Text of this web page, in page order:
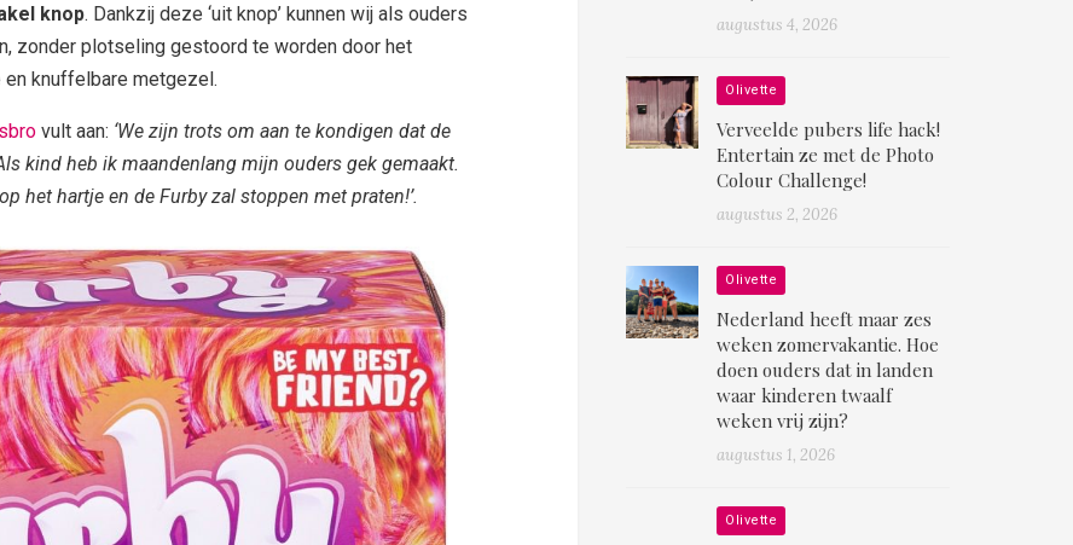
knop. Dankzij deze ‘uit knop’ kunnen wij als ouders
zonder plotseling gestoord te worden door het
knuffelbare metgezel.
vult aan: ‘We zijn trots om aan te kondigen dat de
kind heb ik maandenlang mijn ouders gek gemaakt.
het hartje en de Furby zal stoppen met praten!’.
augustus 4, 2026
Olivette
Verveelde pubers life hack!
Entertain ze met de Photo
Colour Challenge!
augustus 2, 2026
Olivette
Nederland heeft maar zes
weken zomervakantie. Hoe
doen ouders dat in landen
waar kinderen twaalf
weken vrij zijn?
augustus 1, 2026
Olivette